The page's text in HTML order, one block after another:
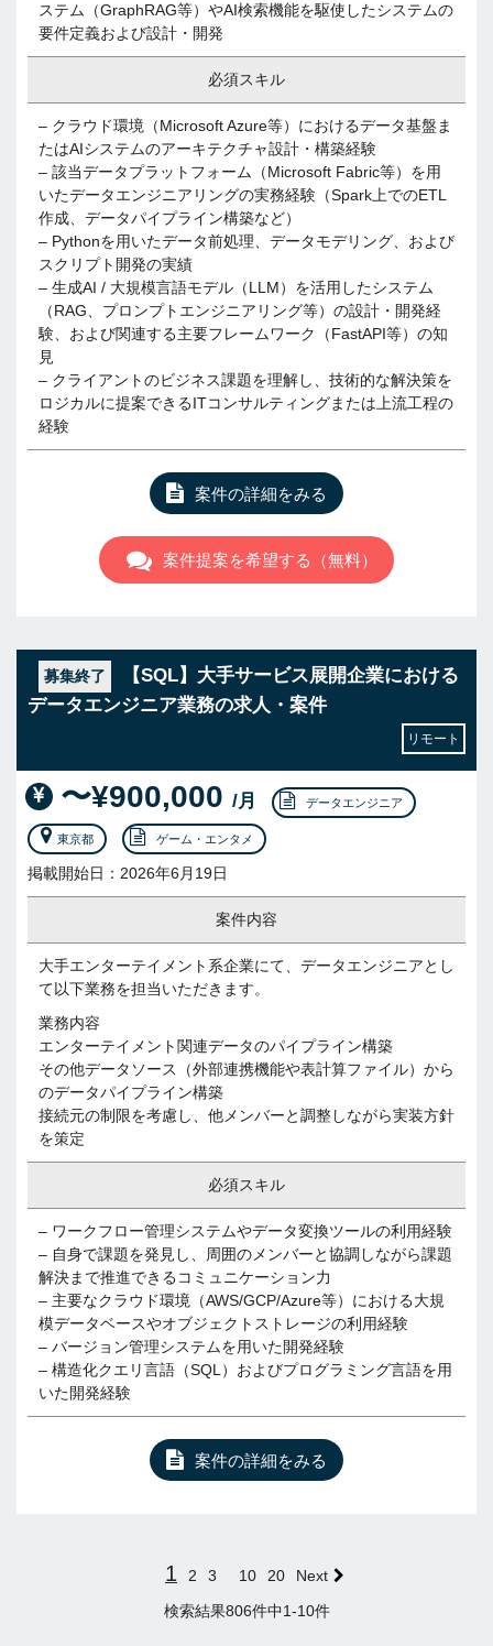
ステム（GraphRAG等）やAI検索機能を駆使したシステムの
要件定義および設計・開発
必須スキル
– クラウド環境（Microsoft Azure等）におけるデータ基盤ま
たはAIシステムのアーキテクチャ設計・構築経験
– 該当データプラットフォーム（Microsoft Fabric等）を用
いたデータエンジニアリングの実務経験（Spark上でのETL
作成、データパイプライン構築など）
– Pythonを用いたデータ前処理、データモデリング、および
スクリプト開発の実績
– 生成AI / 大規模言語モデル（LLM）を活用したシステム
（RAG、プロンプトエンジニアリング等）の設計・開発経
験、および関連する主要フレームワーク（FastAPI等）の知
見
– クライアントのビジネス課題を理解し、技術的な解決策を
ロジカルに提案できるITコンサルティングまたは上流工程の
経験
案件の詳細をみる
案件提案を希望する（無料）
募集終了
【SQL】大手サービス展開企業における
データエンジニア業務の求人・案件
リモート
〜¥900,000 /月 データエンジニア
東京都 ゲーム・エンタメ
掲載開始日：2026年6月19日
案件内容
大手エンターテイメント系企業にて、データエンジニアとし
て以下業務を担当いただきます。
業務内容
エンターテイメント関連データのパイプライン構築
その他データソース（外部連携機能や表計算ファイル）から
のデータパイプライン構築
接続元の制限を考慮し、他メンバーと調整しながら実装方針
を策定
必須スキル
– ワークフロー管理システムやデータ変換ツールの利用経験
– 自身で課題を発見し、周囲のメンバーと協調しながら課題
解決まで推進できるコミュニケーション力
– 主要なクラウド環境（AWS/GCP/Azure等）における大規
模データベースやオブジェクトストレージの利用経験
– バージョン管理システムを用いた開発経験
– 構造化クエリ言語（SQL）およびプログラミング言語を用
いた開発経験
案件の詳細をみる
1 2 3 10 20 Next
検索結果806件中1-10件